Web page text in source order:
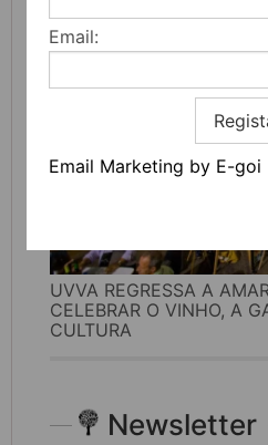
Email:
Email Marketing by E-goi
UVVA REGRESSA A
CELEBRAR O VINHO, A
CULTURA
Newsletter